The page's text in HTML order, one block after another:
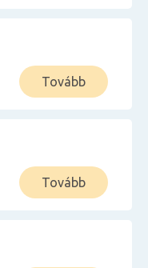
Tovább
Tovább